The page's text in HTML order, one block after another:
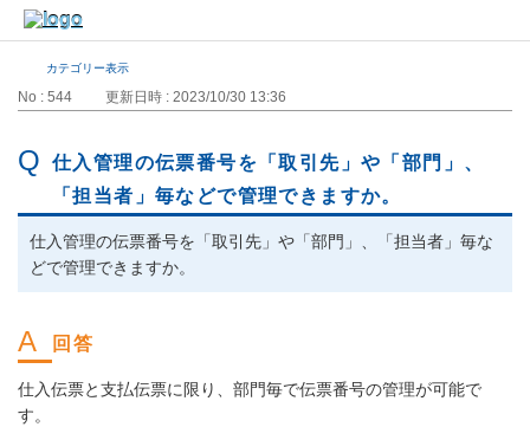
カテゴリー表示
No : 544 更新日時 : 2023/10/30 13:36
仕入管理の伝票番号を「取引先」や「部門」、
「担当者」毎などで管理できますか。
仕入管理の伝票番号を「取引先」や「部門」、「担当者」毎な
どで管理できますか。
仕入伝票と支払伝票に限り、部門毎で伝票番号の管理が可能で
す。